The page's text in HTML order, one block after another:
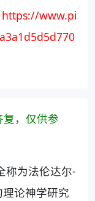
https://www.pi
复，仅供参
称为法伦达尔-
论神学研究